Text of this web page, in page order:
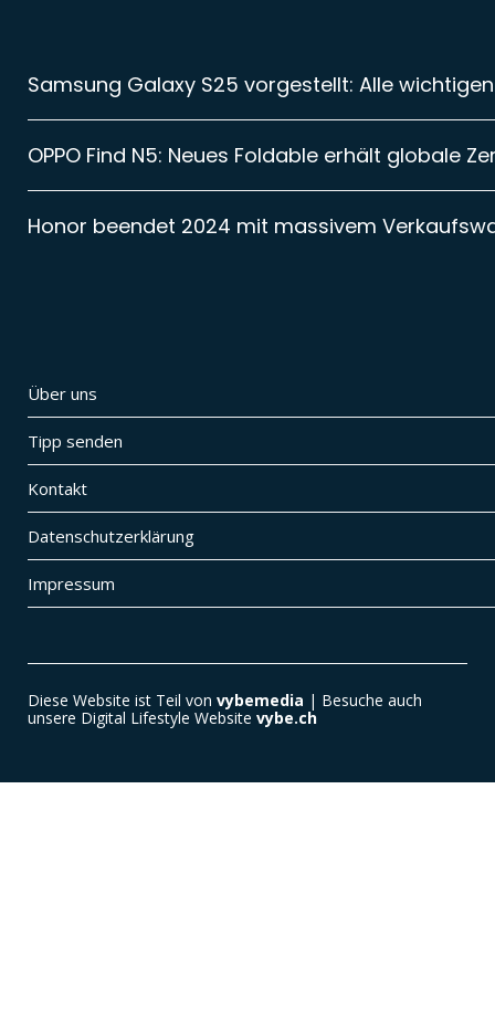
Samsung Galaxy S25 vorgestellt: Alle
OPPO Find N5: Neues Foldable erhält globale
Honor beendet 2024 mit massivem
Über uns
Tipp senden
Kontakt
Datenschutzerklärung
Impressum
Diese Website ist Teil von vybemedia | Besuche auch
unsere Digital Lifestyle Website vybe.ch